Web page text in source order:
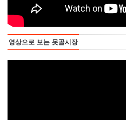
영상으로 보는 못골시장